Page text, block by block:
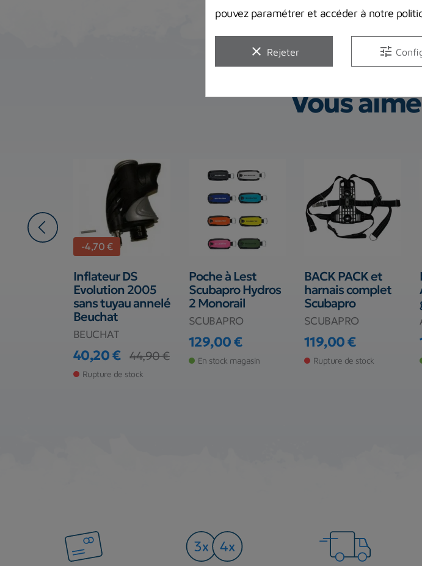
Vous
-4,70 €
Inflateur DS
Evolution 2005
sans tuyau annelé
Beuchat
BEUCHAT
Prix
40,20 €
Prix de base
44,90 €
Rupture de stock
Poche à Lest
Scubapro Hydros
2 Monorail
SCUBAPRO
Prix
129,00 €
En stock magasin
BACK PACK et
harnais complet
Scubapro
SCUBAPRO
Prix
119,00 €
Rupture de stock
pouvez paramétrer et accéder à notre
clear Rejeter tune